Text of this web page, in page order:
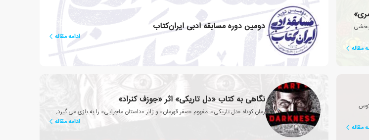
بخشی
مقاله
دومین دوره مسابقه ادبی ایران‌کتاب
ادامه مقاله
مقاله
نگاهی به کتاب «دل تاریکی» اثر «جوزف کنراد»
رمان کوتاه «دل تاریکی»، مفهوم «سفر قهرمان» و ژانر «داستان ماجرایی» را به بازی می گیرد.
ادامه مقاله